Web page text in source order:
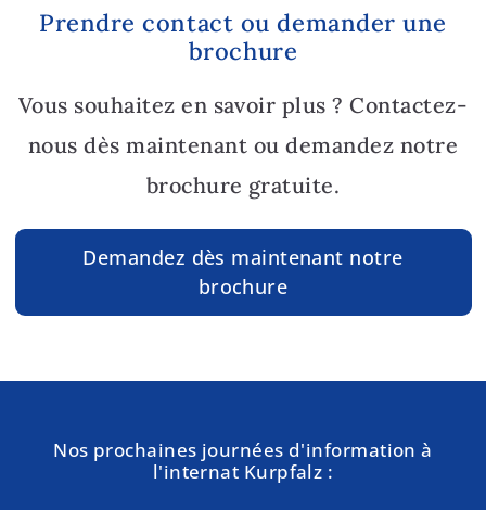
Prendre contact ou demander une
brochure
Vous souhaitez en savoir plus ? Contactez-
nous dès maintenant ou demandez notre
brochure gratuite.
Demandez dès maintenant notre
brochure
Nos prochaines journées d'information à
l'internat Kurpfalz :